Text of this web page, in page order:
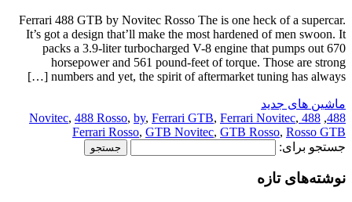
Ferrari 488 GTB by Novitec Rosso The is one heck of a supercar.
It’s got a design that’ll make the most hardened of men swoon. It
packs a 3.9-liter turbocharged V-8 engine that pumps out 670
horsepower and 561 pound-feet of torque. Those are strong
numbers and yet, the spirit of aftermarket tuning has always […]
ماشین های جدید
488
,
488 Novitec
, 488 Rosso, by, Ferrari GTB, Ferrari Novitec,
Ferrari Rosso, GTB Novitec, GTB Rosso, Rosso GTB
جستجو برای:
نوشته‌های تازه